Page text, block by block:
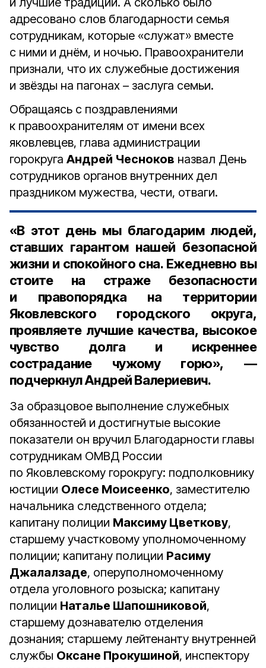
адресовано слов благодарности семья
сотрудникам, которые «служат» вместе
с ними и днём, и ночью. Правоохранители
признали, что их служебные достижения
и звёзды на пагонах – заслуга семьи.
Обращаясь с поздравлениями
к правоохранителям от имени всех
яковлевцев, глава администрации
горокруга Андрей Чесноков назвал День
сотрудников органов внутренних дел
праздником мужества, чести, отваги.
«В этот день мы благодарим людей,
ставших гарантом нашей безопасной
жизни и спокойного сна. Ежедневно вы
стоите на страже безопасности
и правопорядка на территории
Яковлевского городского округа,
проявляете лучшие качества, высокое
чувство долга и искреннее
сострадание чужому горю», —
подчеркнул Андрей Валериевич.
За образцовое выполнение служебных
обязанностей и достигнутые высокие
показатели он вручил Благодарности главы
сотрудникам ОМВД России
по Яковлевскому горокругу: подполковнику
юстиции Олесе Моисеенко, заместителю
начальника следственного отдела;
капитану полиции Максиму Цветкову,
старшему участковому уполномоченному
полиции; капитану полиции Расиму
Джалалзаде, оперуполномоченному
отдела уголовного розыска; капитану
полиции Наталье Шапошниковой,
старшему дознавателю отделения
дознания; старшему лейтенанту внутренней
службы Оксане Прокушиной, инспектору